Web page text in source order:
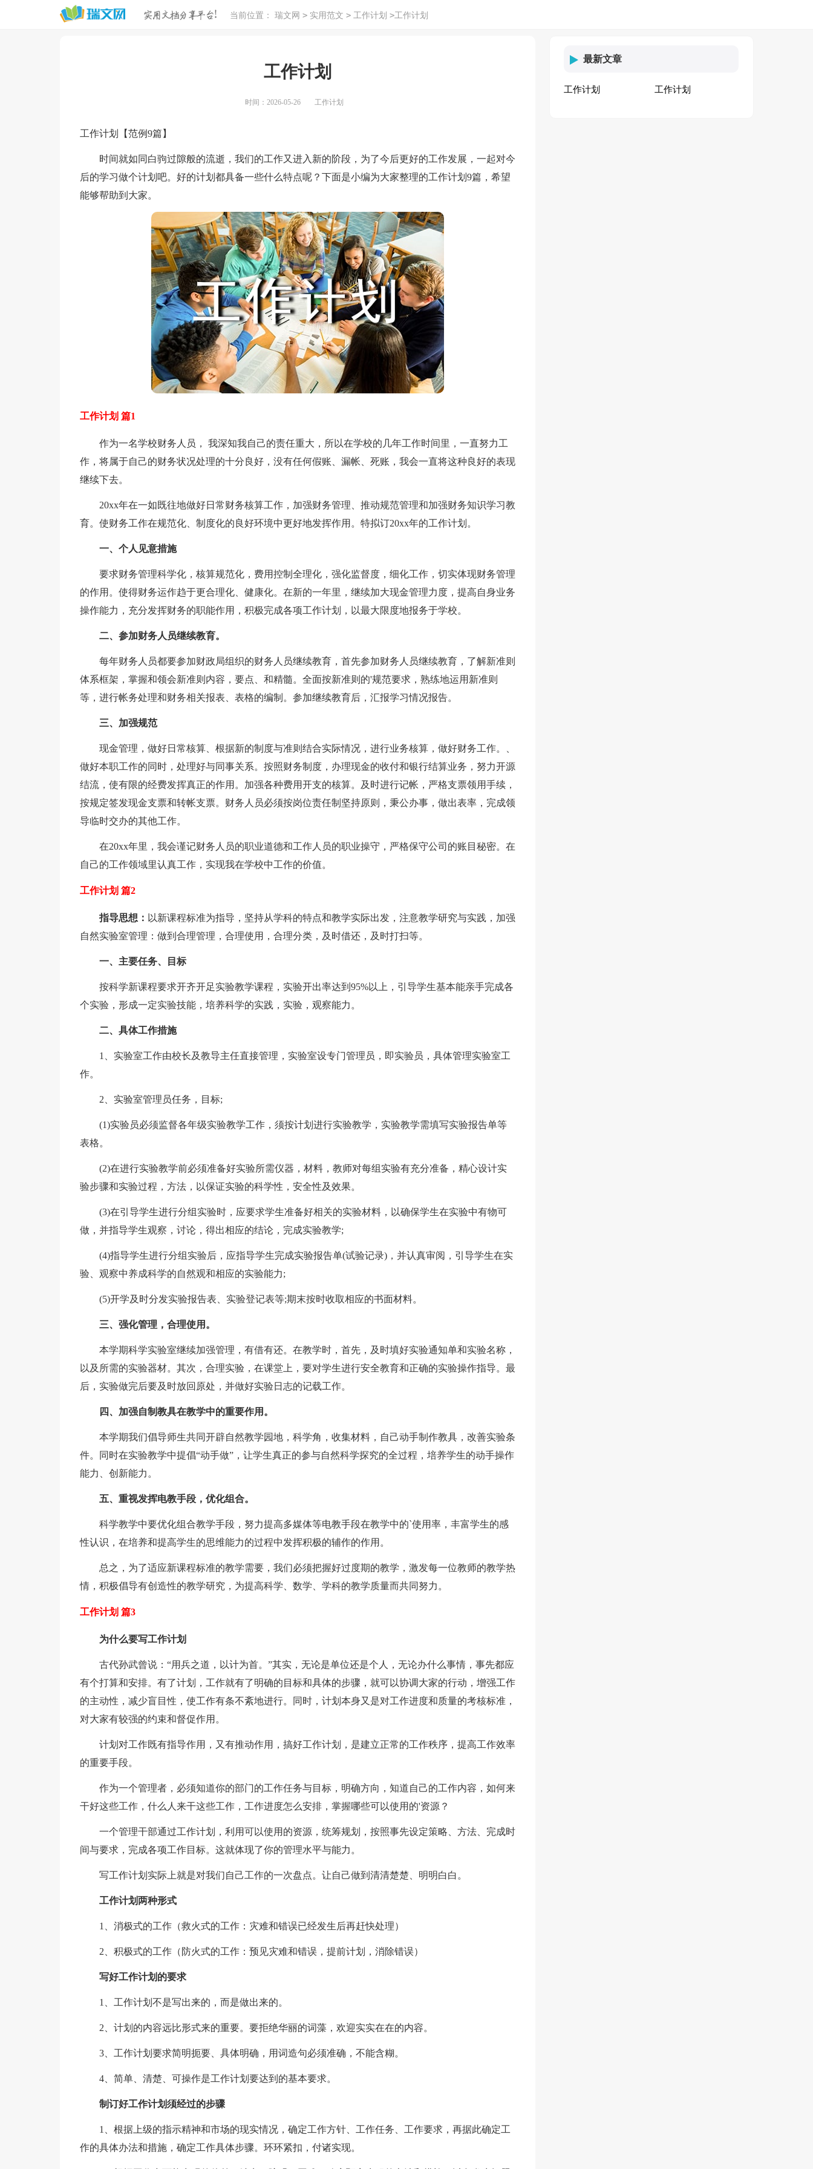
当前位置： 瑞文网 > 实用范文 > 工作计划 >工作计划
工作计划
时间：2026-05-26 工作计划
工作计划【范例9篇】
时间就如同白驹过隙般的流逝，我们的工作又进入新的阶段，为了今后更好的工作发展，一起对今
后的学习做个计划吧。好的计划都具备一些什么特点呢？下面是小编为大家整理的工作计划9篇，希望
能够帮助到大家。
工作计划 篇1
作为一名学校财务人员， 我深知我自己的责任重大，所以在学校的几年工作时间里，一直努力工
作，将属于自己的财务状况处理的十分良好，没有任何假账、漏帐、死账，我会一直将这种良好的表现
继续下去。
20xx年在一如既往地做好日常财务核算工作，加强财务管理、推动规范管理和加强财务知识学习教
育。使财务工作在规范化、制度化的良好环境中更好地发挥作用。特拟订20xx年的工作计划。
一、个人见意措施
要求财务管理科学化，核算规范化，费用控制全理化，强化监督度，细化工作，切实体现财务管理
的作用。使得财务运作趋于更合理化、健康化。在新的一年里，继续加大现金管理力度，提高自身业务
操作能力，充分发挥财务的职能作用，积极完成各项工作计划，以最大限度地报务于学校。
二、参加财务人员继续教育。
每年财务人员都要参加财政局组织的财务人员继续教育，首先参加财务人员继续教育，了解新准则
体系框架，掌握和领会新准则内容，要点、和精髓。全面按新准则的'规范要求，熟练地运用新准则
等，进行帐务处理和财务相关报表、表格的编制。参加继续教育后，汇报学习情况报告。
三、加强规范
现金管理，做好日常核算、根据新的制度与准则结合实际情况，进行业务核算，做好财务工作。、
做好本职工作的同时，处理好与同事关系。按照财务制度，办理现金的收付和银行结算业务，努力开源
结流，使有限的经费发挥真正的作用。加强各种费用开支的核算。及时进行记帐，严格支票领用手续，
按规定签发现金支票和转帐支票。财务人员必须按岗位责任制坚持原则，秉公办事，做出表率，完成领
导临时交办的其他工作。
在20xx年里，我会谨记财务人员的职业道德和工作人员的职业操守，严格保守公司的账目秘密。在
自己的工作领域里认真工作，实现我在学校中工作的价值。
工作计划 篇2
指导思想： 以新课程标准为指导，坚持从学科的特点和教学实际出发，注意教学研究与实践，加强
自然实验室管理：做到合理管理，合理使用，合理分类，及时借还，及时打扫等。
一、主要任务、目标
按科学新课程要求开齐开足实验教学课程，实验开出率达到95%以上，引导学生基本能亲手完成各
个实验，形成一定实验技能，培养科学的实践，实验，观察能力。
二、具体工作措施
1、实验室工作由校长及教导主任直接管理，实验室设专门管理员，即实验员，具体管理实验室工
作。
2、实验室管理员任务，目标;
(1)实验员必须监督各年级实验教学工作，须按计划进行实验教学，实验教学需填写实验报告单等
表格。
(2)在进行实验教学前必须准备好实验所需仪器，材料，教师对每组实验有充分准备，精心设计实
验步骤和实验过程，方法，以保证实验的科学性，安全性及效果。
(3)在引导学生进行分组实验时，应要求学生准备好相关的实验材料，以确保学生在实验中有物可
做，并指导学生观察，讨论，得出相应的结论，完成实验教学;
(4)指导学生进行分组实验后，应指导学生完成实验报告单(试验记录)，并认真审阅，引导学生在实
验、观察中养成科学的自然观和相应的实验能力;
(5)开学及时分发实验报告表、实验登记表等;期末按时收取相应的书面材料。
三、强化管理，合理使用。
本学期科学实验室继续加强管理，有借有还。在教学时，首先，及时填好实验通知单和实验名称，
以及所需的实验器材。其次，合理实验，在课堂上，要对学生进行安全教育和正确的实验操作指导。最
后，实验做完后要及时放回原处，并做好实验日志的记载工作。
四、加强自制教具在教学中的重要作用。
本学期我们倡导师生共同开辟自然教学园地，科学角，收集材料，自己动手制作教具，改善实验条
件。同时在实验教学中提倡“动手做”，让学生真正的参与自然科学探究的全过程，培养学生的动手操作
能力、创新能力。
五、重视发挥电教手段，优化组合。
科学教学中要优化组合教学手段，努力提高多媒体等电教手段在教学中的`使用率，丰富学生的感
性认识，在培养和提高学生的思维能力的过程中发挥积极的辅作的作用。
总之，为了适应新课程标准的教学需要，我们必须把握好过度期的教学，激发每一位教师的教学热
情，积极倡导有创造性的教学研究，为提高科学、数学、学科的教学质量而共同努力。
工作计划 篇3
为什么要写工作计划
古代孙武曾说：“用兵之道，以计为首。”其实，无论是单位还是个人，无论办什么事情，事先都应
有个打算和安排。有了计划，工作就有了明确的目标和具体的步骤，就可以协调大家的行动，增强工作
的主动性，减少盲目性，使工作有条不紊地进行。同时，计划本身又是对工作进度和质量的考核标准，
对大家有较强的约束和督促作用。
计划对工作既有指导作用，又有推动作用，搞好工作计划，是建立正常的工作秩序，提高工作效率
的重要手段。
作为一个管理者，必须知道你的部门的工作任务与目标，明确方向，知道自己的工作内容，如何来
干好这些工作，什么人来干这些工作，工作进度怎么安排，掌握哪些可以使用的'资源？
一个管理干部通过工作计划，利用可以使用的资源，统筹规划，按照事先设定策略、方法、完成时
间与要求，完成各项工作目标。这就体现了你的管理水平与能力。
写工作计划实际上就是对我们自己工作的一次盘点。让自己做到清清楚楚、明明白白。
工作计划两种形式
1、消极式的工作（救火式的工作：灾难和错误已经发生后再赶快处理）
2、积极式的工作（防火式的工作：预见灾难和错误，提前计划，消除错误）
写好工作计划的要求
1、工作计划不是写出来的，而是做出来的。
2、计划的内容远比形式来的重要。要拒绝华丽的词藻，欢迎实实在在的内容。
3、工作计划要求简明扼要、具体明确，用词造句必须准确，不能含糊。
4、简单、清楚、可操作是工作计划要达到的基本要求。
制订好工作计划须经过的步骤
1、根据上级的指示精神和市场的现实情况，确定工作方针、工作任务、工作要求，再据此确定工
作的具体办法和措施，确定工作具体步骤。环环紧扣，付诸实现。
最新文章
工作计划 工作计划